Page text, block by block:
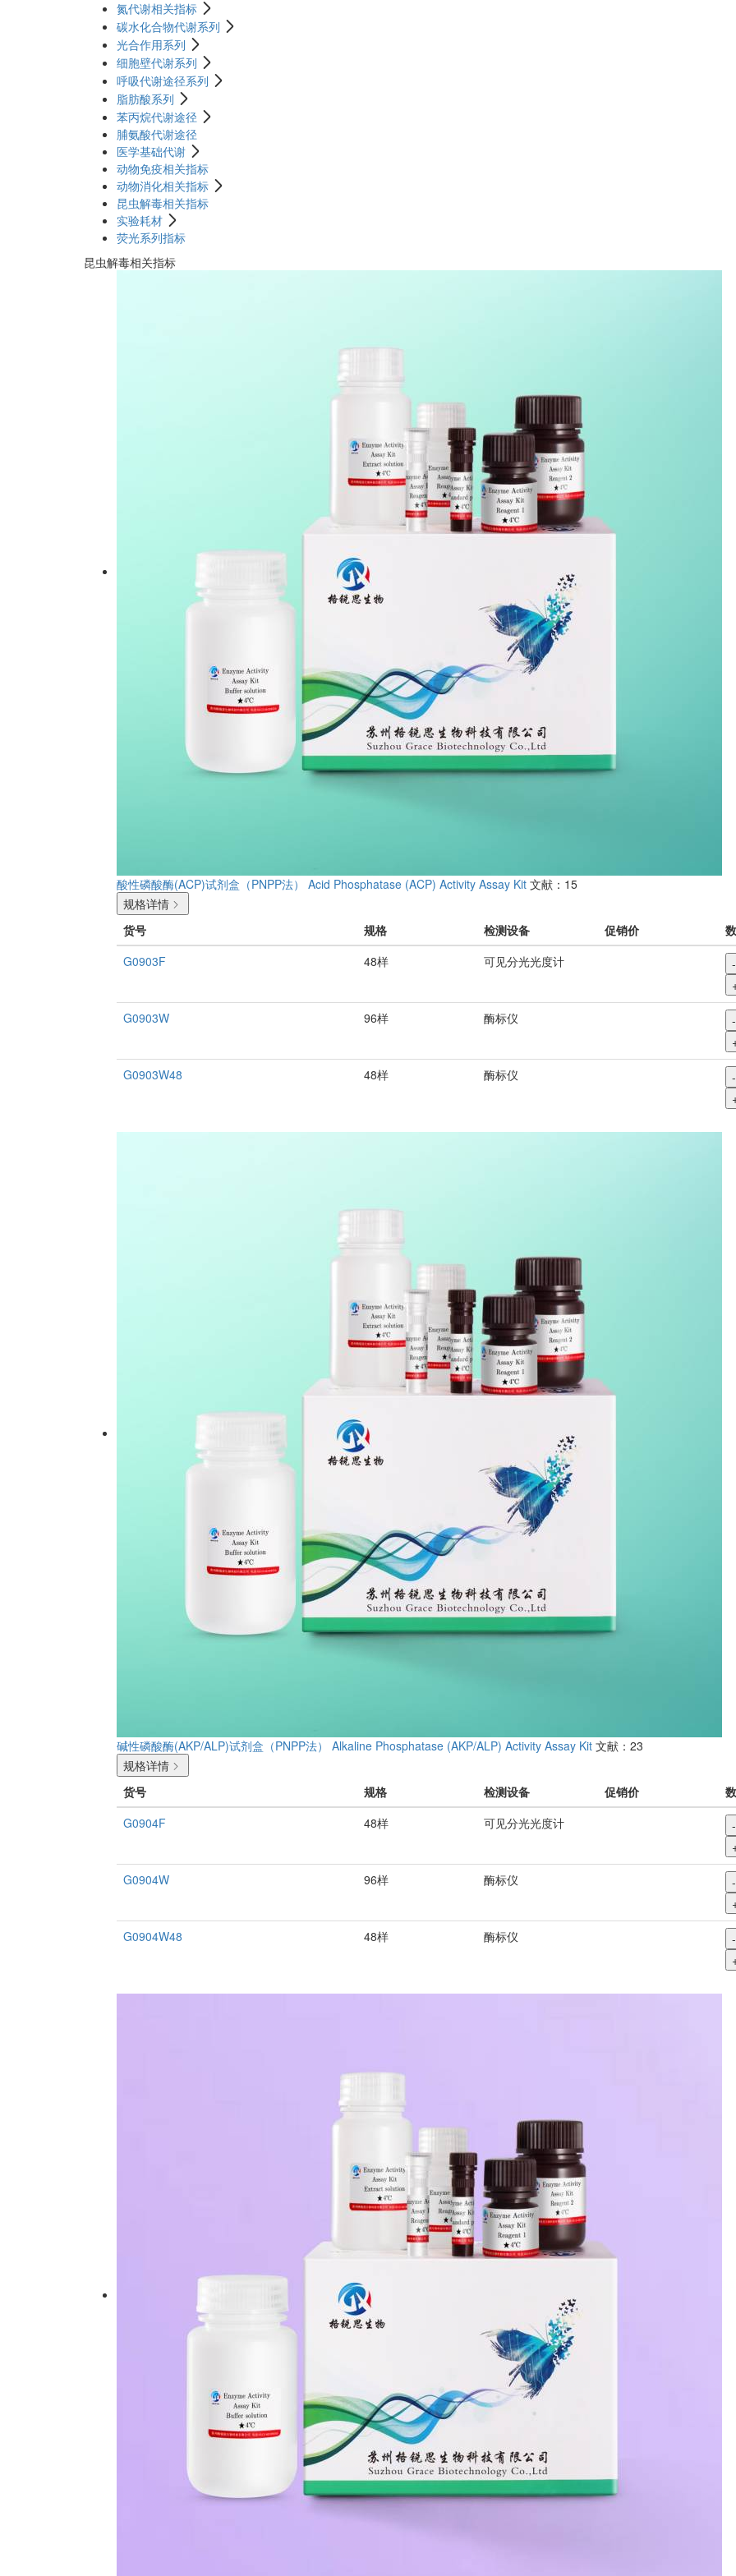
氮代谢相关指标
碳水化合物代谢系列
光合作用系列
细胞壁代谢系列
呼吸代谢途径系列
脂肪酸系列
苯丙烷代谢途径
脯氨酸代谢途径
医学基础代谢
动物免疫相关指标
动物消化相关指标
昆虫解毒相关指标
实验耗材
荧光系列指标
昆虫解毒相关指标
酸性磷酸酶(ACP)试剂盒（PNPP法） Acid Phosphatase (ACP) Activity Assay Kit 文献：15
规格详情
货号
规格 检测设备 促销价
G0903F
48样 可见分光光度计
-
G0903W
96样 酶标仪
-
G0903W48
48样 酶标仪
-
碱性磷酸酶(AKP/ALP)试剂盒（PNPP法） Alkaline Phosphatase (AKP/ALP) Activity Assay Kit 文献：23
规格详情
货号
规格 检测设备 促销价
G0904F
48样 可见分光光度计
-
G0904W
96样 酶标仪
-
G0904W48
48样 酶标仪
-